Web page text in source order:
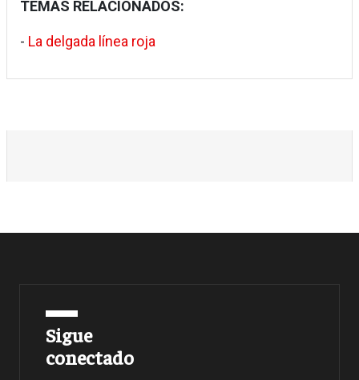
TEMAS RELACIONADOS:
- La delgada línea roja
Sigue
conectado